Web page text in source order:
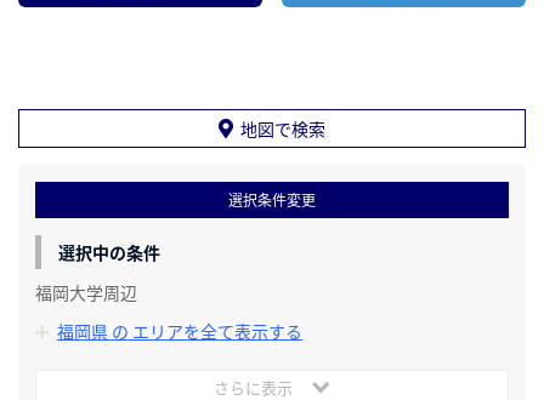
地図で検索
選択条件変更
選択中の条件
福岡大学周辺
福岡県 の エリアを全て表示する
さらに表示